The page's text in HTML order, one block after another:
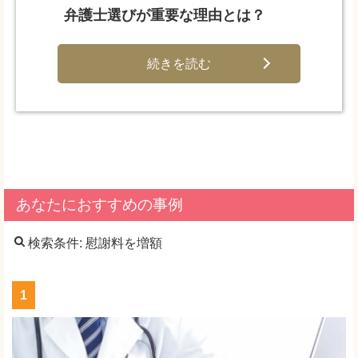
弁護士選びが重要な理由とは？
続きを読む
あなたにおすすめの事例
検索条件: 慰謝料を増額
1